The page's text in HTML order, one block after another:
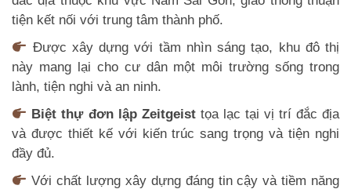
tiện kết nối với trung tâm thành phố.
Được xây dựng với tầm nhìn sáng tạo, khu đô thị
này mang lại cho cư dân một môi trường sống trong
lành, tiện nghi và an ninh.
Biệt thự đơn lập Zeitgeisttọa lạc tại vị trí đắc địa
và được thiết kế với kiến trúc sang trọng và tiện nghi
đầy đủ.
Với chất lượng xây dựng đáng tin cậy và tiềm năng